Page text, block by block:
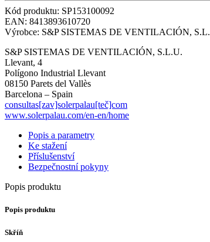
Kód produktu: SP153100092
EAN: 8413893610720
Výrobce: S&P SISTEMAS DE VENTILACIÓN,
S&P SISTEMAS DE VENTILACIÓN, S.L.U.
Llevant, 4
Polígono Industrial Llevant
08150 Parets del Vallès
Barcelona – Spain
consultas[zav]solerpalau[teč]com
www.solerpalau.com/en-en/home
Popis a parametry
Ke stažení
Příslušenství
Bezpečnostní pokyny
Popis produktu
Popis produktu
Skříň